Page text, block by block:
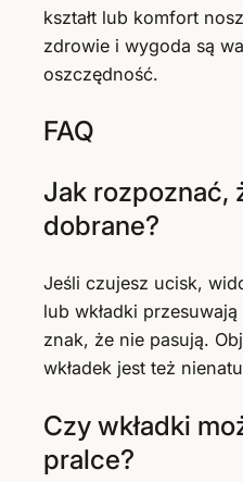
kształt lub komfort
zdrowie i wygoda są
oszczędność.
FAQ
Jak rozpoznać,
dobrane?
Jeśli czujesz ucisk,
lub wkładki
znak, że nie pasują.
wkładek jest też
Czy wkładki
pralce?